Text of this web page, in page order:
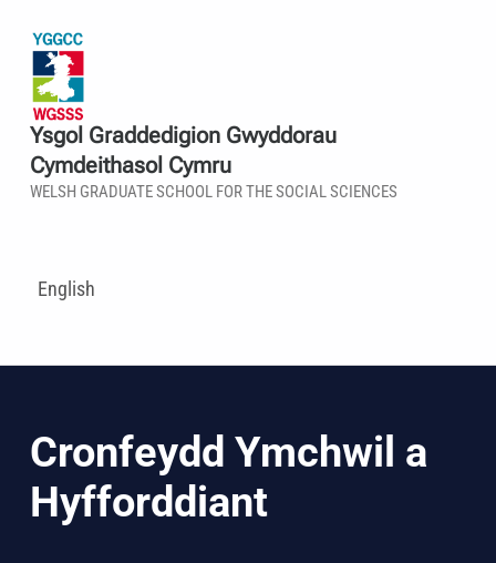
Ysgol Graddedigion Gwyddorau
Cymdeithasol Cymru
WELSH GRADUATE SCHOOL FOR THE SOCIAL SCIENCES
English
Cronfeydd Ymchwil a
Hyfforddiant